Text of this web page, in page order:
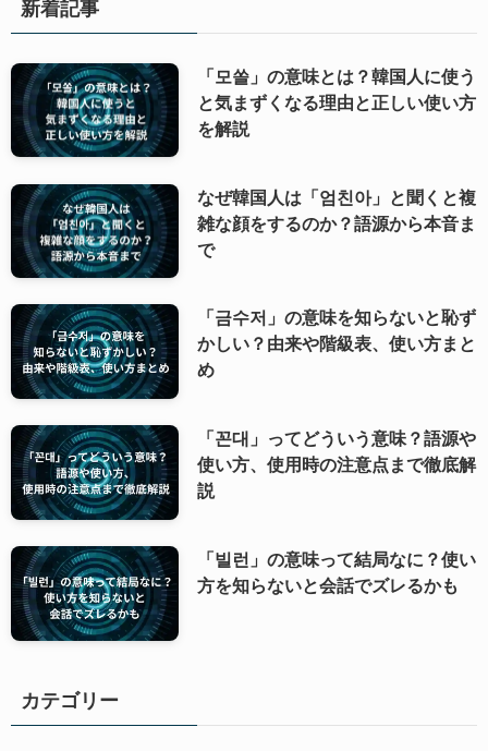
新着記事
「모쏠」の意味とは？韓国人に使う
と気まずくなる理由と正しい使い方
を解説
なぜ韓国人は「엄친아」と聞くと複
雑な顔をするのか？語源から本音ま
で
「금수저」の意味を知らないと恥ず
かしい？由来や階級表、使い方まと
め
「꼰대」ってどういう意味？語源や
使い方、使用時の注意点まで徹底解
説
「빌런」の意味って結局なに？使い
方を知らないと会話でズレるかも
カテゴリー